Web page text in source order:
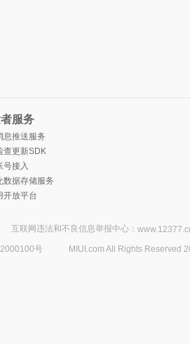
服务
息推送服务
查更新SDK
号接入
数据存储服务
开放平台
互联网违法和不良信息举报中心：
号
MIUI.com All Rights Reserved